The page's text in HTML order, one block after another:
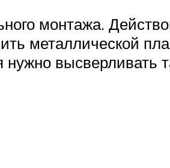
монтажа.
металлической
высверливать